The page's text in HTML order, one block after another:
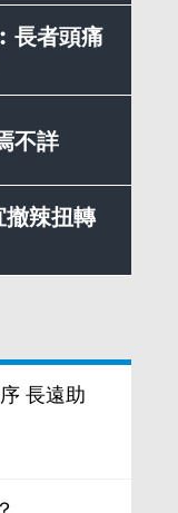
長者頭痛
不詳
撤辣扭轉
長遠助